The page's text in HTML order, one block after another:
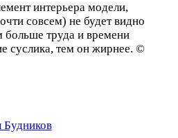
интерьера модели,
совсем) не будет видно
больше труда и времени
суслика, тем он жирнее. ©
Будников